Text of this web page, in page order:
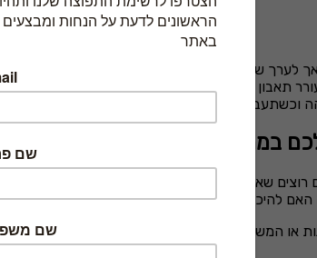
אך לערך של
ולפלאיירים יש עוד
תאבון על מסעדה חדשה שנפתח במתחם? אם הוא
ליד החנות תזהו אותה ואת הלוגו וכך
במרחב הציבורי
שאנשים ישימו אליכם לב ויזכרו את הלוגו שלכם,
האם להיכנס לחנות או לא.
או המשרד עצמו וכמובן שאתם יכולים לקחת את